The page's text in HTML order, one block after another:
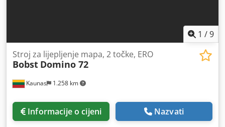
1 /9
Kaunas 1.258 km
Stroj za lijepljenje mapa, 2 točke, ERO
Bobst Domino 72
Informacije o cijeni Nazvati